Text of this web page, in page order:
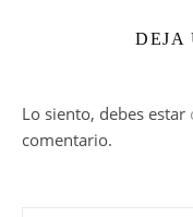
DEJA
Lo siento, debes estar
comentario.